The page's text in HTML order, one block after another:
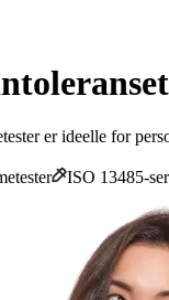
er ideelle for
ISO 13485-